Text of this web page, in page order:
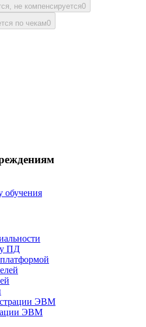
не компенсируется0
по чекам0
обучения
ПД
ЭВМ
ЭВМ